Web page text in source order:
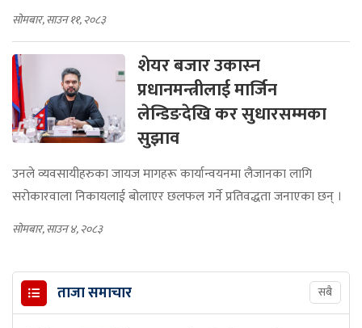
सोमबार, साउन ११, २०८३
शेयर बजार उकास्‍न
प्रधानमन्त्रीलाई मार्जिन
लेन्डिङदेखि कर सुधारसम्मका
सुझाव
उनले व्यवसायीहरुका जायज मागहरू कार्यान्वयनमा लैजानका लागि
सरोकारवाला निकायलाई बोलाएर छलफल गर्ने प्रतिवद्धता जनाएका छन् ।
सोमबार, साउन ४, २०८३
ताजा समाचार सबै